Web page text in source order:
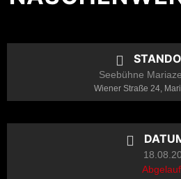
Seebühne
Wiener Straße 24,